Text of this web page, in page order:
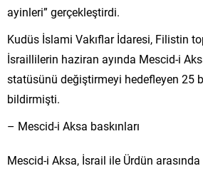
ayinleri” gerçekleştirdi.
Kudüs İslami Vakıflar İdaresi, Filistin
İsraillilerin haziran ayında Mescid-i
statüsünü değiştirmeyi hedefleyen 25
bildirmişti.
– Mescid-i Aksa baskınları
Mescid-i Aksa, İsrail ile Ürdün